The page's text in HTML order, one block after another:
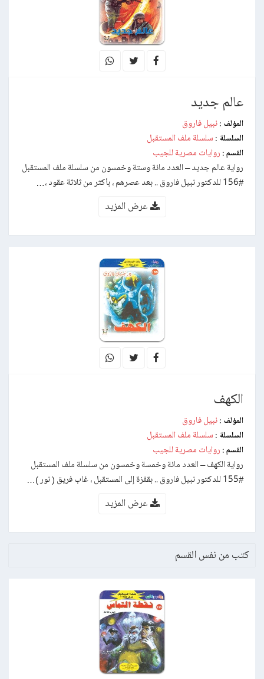
عالم جديد
المؤلف : نبيل فاروق
السلسلة : سلسلة ملف المستقبل
القسم : روايات مصرية للجيب
رواية عالم جديد – العدد مائة وستة وخمسون من سلسلة ملف المستقبل
#156 للدكتور نبيل فاروق .. بعد عصرهم ، بأكثر من ثلاثة عقود ،…
عرض المزيد
الكهف
المؤلف : نبيل فاروق
السلسلة : سلسلة ملف المستقبل
القسم : روايات مصرية للجيب
رواية الكهف – العدد مائة وخمسة وخمسون من سلسلة ملف المستقبل
#155 للدكتور نبيل فاروق .. بقفزة إلى المستقبل ، غاب فريق ( نور )…
عرض المزيد
كتب من نفس القسم